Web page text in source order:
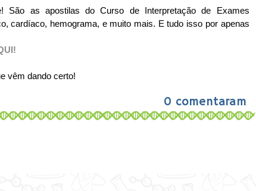
São as apostilas do Curso de Interpretação de Exames
cardíaco, hemograma, e muito mais. E tudo isso por apenas
vêm dando certo!
0 comentaram